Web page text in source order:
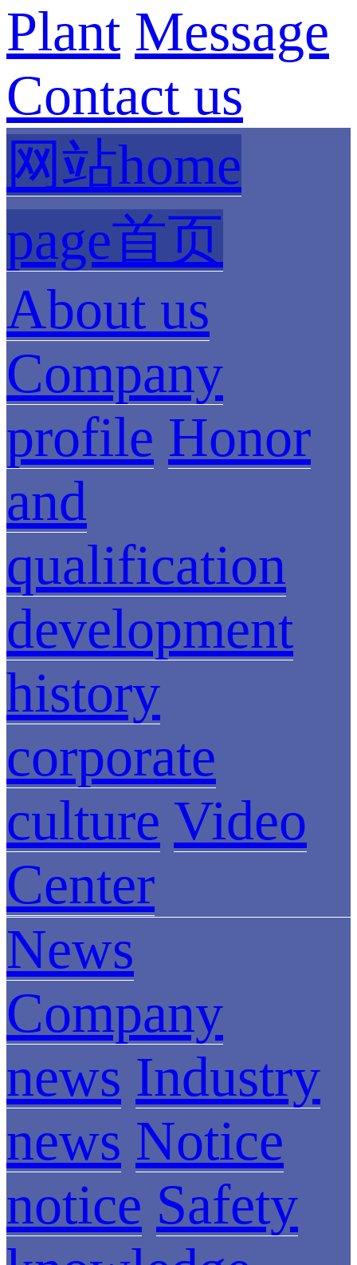
Plant Message
Contact us
网站home
page首页
About us
Company
profile Honor
and
qualification
development
history
corporate
culture Video
Center
News
Company
news Industry
news Notice
notice Safety